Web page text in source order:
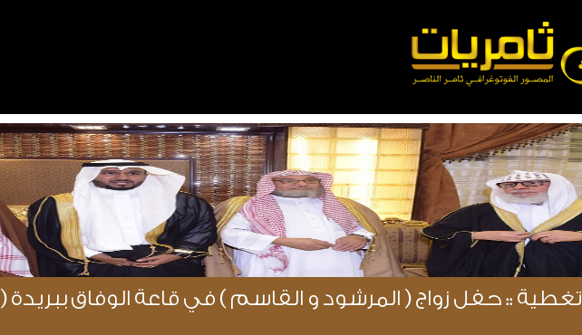
تغطية :: حفل زواج ( المرشود و القاسم ) في قاعة الوفاق ببريدة ( 105 صورة )